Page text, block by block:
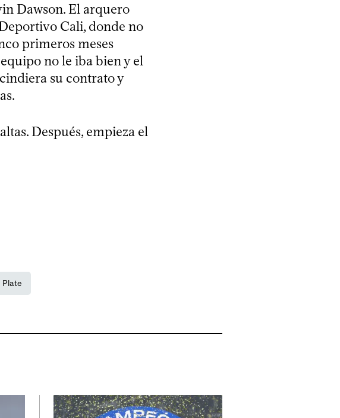
Dawson. El arquero
Cali, donde no
primeros meses
no le iba bien y el
su contrato y
Después, empieza el
Plate